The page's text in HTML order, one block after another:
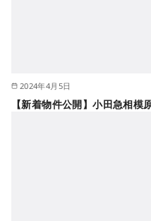
2024年4月5日
【新着物件公開】小田急相